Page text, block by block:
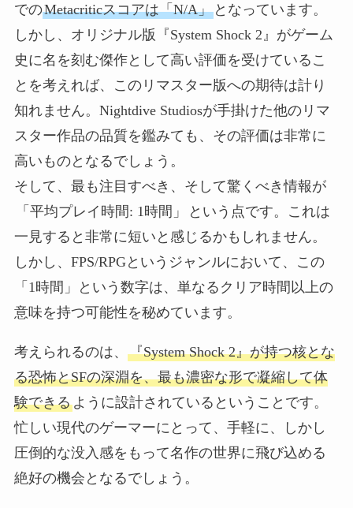
でのMetacriticスコアは「N/A」となっています。
しかし、オリジナル版『System Shock 2』がゲーム
史に名を刻む傑作として高い評価を受けているこ
とを考えれば、このリマスター版への期待は計り
知れません。Nightdive Studiosが手掛けた他のリマ
スター作品の品質を鑑みても、その評価は非常に
高いものとなるでしょう。
そして、最も注目すべき、そして驚くべき情報が
「平均プレイ時間: 1時間」
という点です。これは
一見すると非常に短いと感じるかもしれません。
しかし、FPS/RPGというジャンルにおいて、この
「1時間」という数字は、単なるクリア時間以上の
意味を持つ可能性を秘めています。
考えられるのは、 『System Shock 2』が持つ核とな
る恐怖とSFの深淵を、最も濃密な形で凝縮して体
験できるように設計されているということです。
忙しい現代のゲーマーにとって、手軽に、しかし
圧倒的な没入感をもって名作の世界に飛び込める
絶好の機会となるでしょう。